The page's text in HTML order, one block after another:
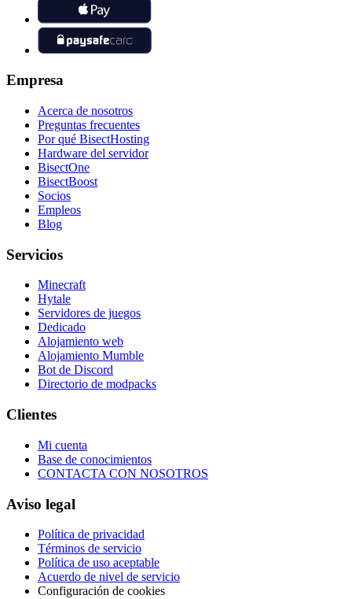
Empresa
Acerca de nosotros
Preguntas frecuentes
Por qué BisectHosting
Hardware del servidor
BisectOne
BisectBoost
Socios
Empleos
Blog
Servicios
Minecraft
Hytale
Servidores de juegos
Dedicado
Alojamiento web
Alojamiento Mumble
Bot de Discord
Directorio de modpacks
Clientes
Mi cuenta
Base de conocimientos
CONTACTA CON NOSOTROS
Aviso legal
Política de privacidad
Términos de servicio
Política de uso aceptable
Acuerdo de nivel de servicio
Configuración de cookies